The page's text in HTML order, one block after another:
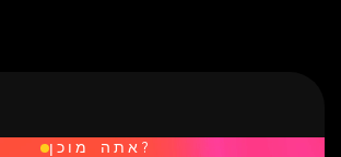
אתה מוכן?